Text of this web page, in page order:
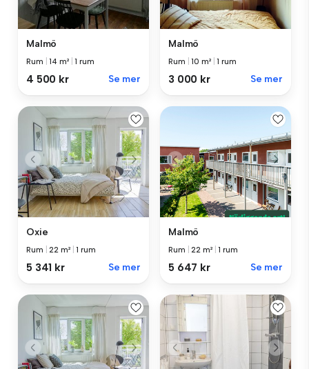
Malmö
Rum |14 m² |1 rum
4 500 kr Se mer
Malmö
Rum |10 m² |1 rum
3 000 kr Se mer
Oxie
Rum |22 m² |1 rum
5 341 kr Se mer
Malmö
Rum |22 m² |1 rum
5 647 kr Se mer